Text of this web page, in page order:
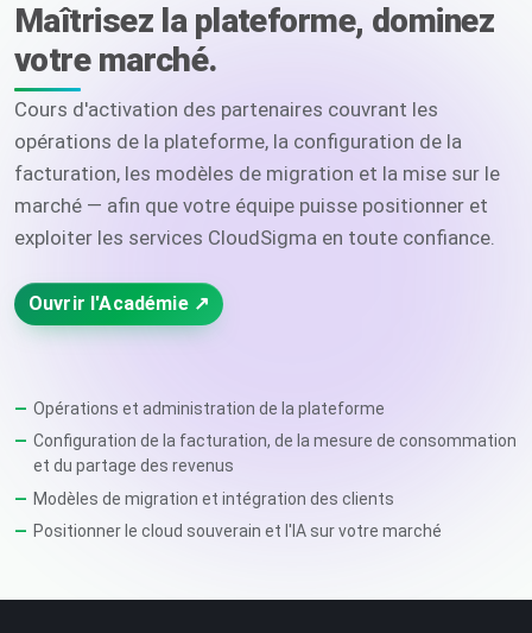
Maîtrisez la plateforme, dominez
votre marché.
Cours d'activation des partenaires couvrant les
opérations de la plateforme, la configuration de la
facturation, les modèles de migration et la mise sur le
marché — afin que votre équipe puisse positionner et
exploiter les services CloudSigma en toute confiance.
Ouvrir l'Académie ↗
Opérations et administration de la plateforme
Configuration de la facturation, de la mesure de consommation
et du partage des revenus
Modèles de migration et intégration des clients
Positionner le cloud souverain et l'IA sur votre marché